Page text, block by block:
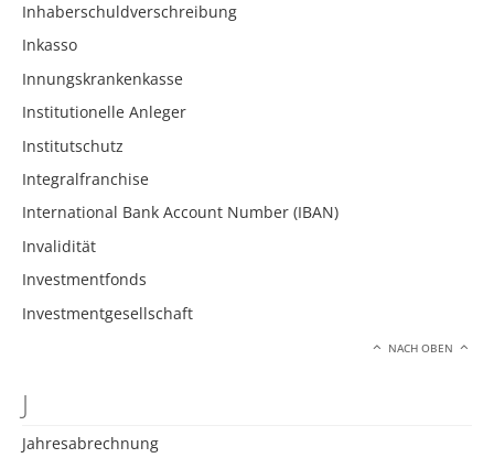
Inhaberschuldverschreibung
Inkasso
Innungskrankenkasse
Institutionelle Anleger
Institutschutz
Integralfranchise
International Bank Account Number (IBAN)
Invalidität
Investmentfonds
Investmentgesellschaft
NACH OBEN
J
Jahresabrechnung